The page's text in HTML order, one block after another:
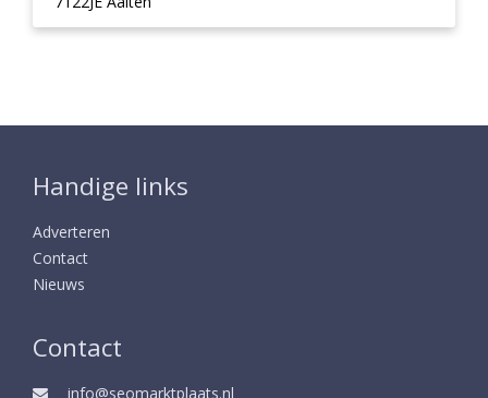
Handige links
Adverteren
Contact
Nieuws
Contact
info@seomarktplaats.nl